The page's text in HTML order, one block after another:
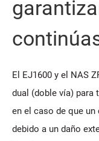
El EJ1600 y el NAS
dual (doble vía) para
en el caso de que
debido a un daño